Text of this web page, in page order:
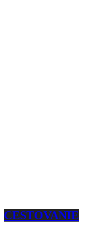
CESTOVANIE